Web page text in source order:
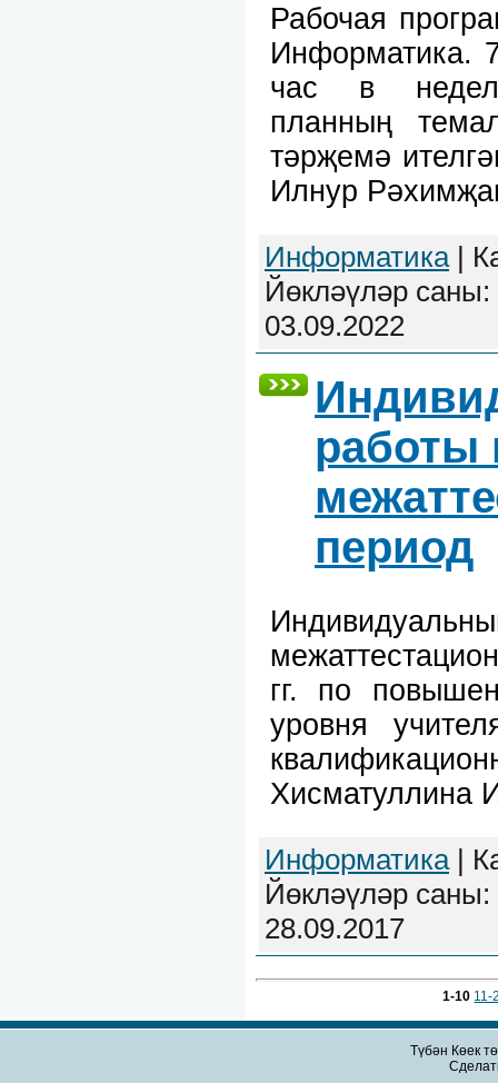
Рабочая
Информатика.
час в
планның
тәрҗемә
Илнур
Информатика|
Йөкләүләр
03.09.2022
работы
период
гг. по
уровня
Хисматуллина
Информатика|
Йөкләүләр
28.09.2017
1-10 11-
Түбән Көек